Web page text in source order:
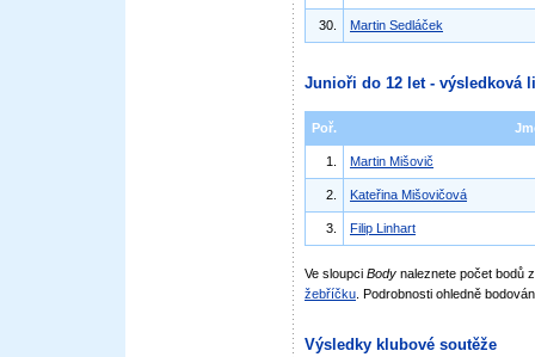
30. Martin Sedláček
Junioři do 12 let - výsledková
Poř.
1. Martin Mišovič
2. Kateřina Mišovičová
3. Filip Linhart
Ve sloupci Body naleznete počet bodů
žebříčku . Podrobnosti ohledně
Výsledky klubové soutěže